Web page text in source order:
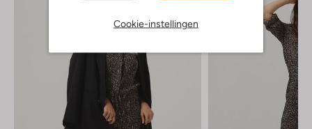
Cookie-instellingen